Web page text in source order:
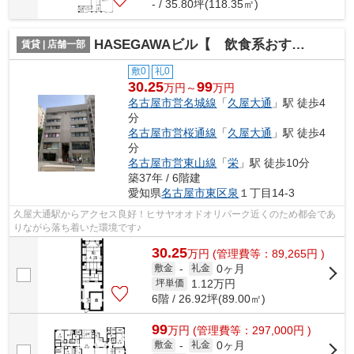
- / 35.80坪(118.35㎡)
賃貸 | 店舗一部 HASEGAWAビル【 飲食系おすすめ 】
敷0 礼0
30.25万円～99万円
名古屋市営名城線 「久屋大通 」駅 徒歩4
分
名古屋市営桜通線 「久屋大通 」駅 徒歩4
分
名古屋市営東山線 「栄 」駅 徒歩10分
築37年 / 6階建
愛知県名古屋市東区泉 １丁目14-3
久屋大通駅からアクセス良好！ヒサヤオオドオリパーク近くのため都会であ
りながら落ち着いた環境です♪
30.25万円 (管理費等：89,265円 )
敷金 - 礼金 0ヶ月
坪単価 1.12万円
6階 / 26.92坪(89.00㎡)
99万円 (管理費等：297,000円 )
敷金 - 礼金 0ヶ月